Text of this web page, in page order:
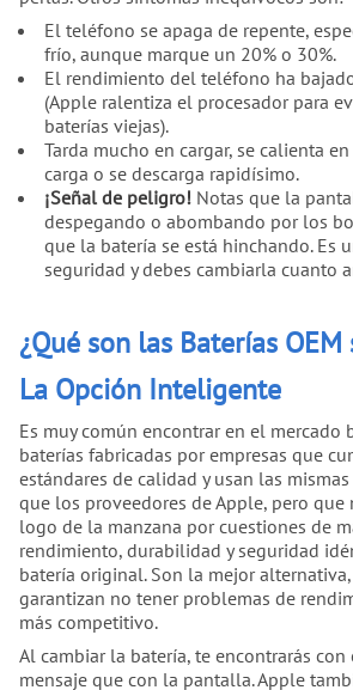
El teléfono se apaga de repente,
frío, aunque marque un 20% o 30%.
El rendimiento del teléfono ha
(Apple ralentiza el procesador para
baterías viejas).
Tarda mucho en cargar, se calienta
carga o se descarga rapidísimo.
¡Señal de peligro!Notas que la
despegando o abombando por los
que la batería se está hinchando. Es
seguridad y debes cambiarla cuanto
¿Qué son las Baterías
La Opción Inteligente
Es muy común encontrar en el mercado
baterías fabricadas por empresas que
estándares de calidad y usan las
que los proveedores de Apple, pero
logo de la manzana por cuestiones de
rendimiento, durabilidad y seguridad
batería original. Son la mejor
garantizan no tener problemas de
más competitivo.
Al cambiar la batería, te encontrarás
mensaje que con la pantalla. Apple